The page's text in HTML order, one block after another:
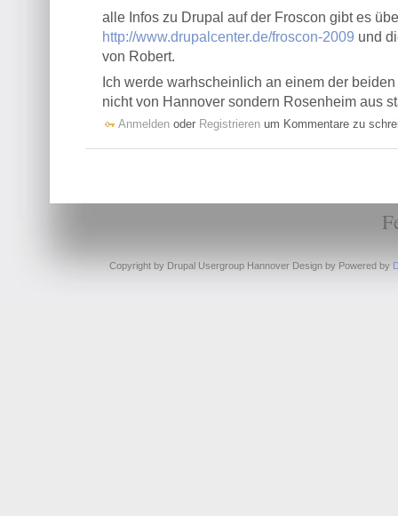
alle Infos zu Drupal auf der Froscon gibt es
http://www.drupalcenter.de/froscon-2009 und
von Robert.
Ich werde warhscheinlich an einem der
nicht von Hannover sondern Rosenheim aus
Anmelden oder Registrieren um Kommentare zu
Copyright by Drupal Usergroup Hannover Design by Powered by